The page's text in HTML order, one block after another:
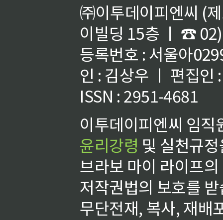
㈜이투데이피엔씨 (
이빌딩 15층 ㅣ ☎
등록번호 : 서울아
인 : 김상우 ㅣ 편집인
ISSN : 2951-4681
이투데이피엔씨 임
윤리강령 및 실천규
브라보 마이 라이프
저작권법의 보호를
무단전재, 복사, 재배